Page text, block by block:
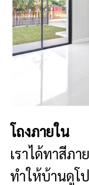
โถงภายใน
เราได้ทาสีภ
ทำให้บ้านดูโ